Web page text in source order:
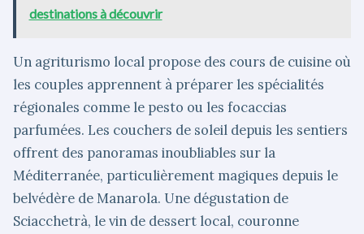
destinations à découvrir
Un agriturismo local propose des cours de cuisine où
les couples apprennent à préparer les spécialités
régionales comme le pesto ou les focaccias
parfumées. Les couchers de soleil depuis les sentiers
offrent des panoramas inoubliables sur la
Méditerranée, particulièrement magiques depuis le
belvédère de Manarola. Une dégustation de
Sciacchetrà, le vin de dessert local, couronne